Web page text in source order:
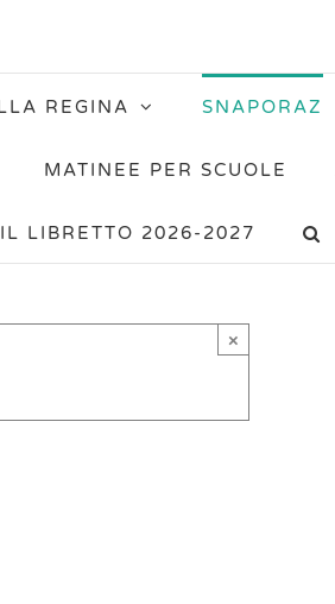
REGINA SNAPORAZ
MATINEE PER SCUOLE
LIBRETTO 2026-2027
×